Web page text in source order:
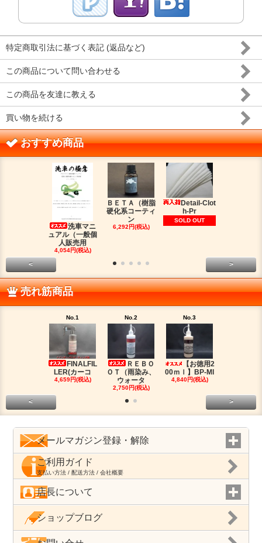
特定商取引法に基づく表記 (返品など)
この商品について問い合わせる
この商品を友達に教える
買い物を続ける
おすすめ商品
洗車マニ
ュアル（一般個
人販売用
4,054円(税込)
ＢＥＴＡ（樹脂
硬化系コーティ
ン
6,292円(税込)
Detail-Clot
h-Pr
SOLD OUT
< >
売れ筋商品
No.1
FINALFIL
LER(カーコ
4,659円(税込)
No.2
ＲＥＢＯ
ＯＴ（雨染み、
ウォータ
2,750円(税込)
No.3
【お徳用2
00ｍｌ】BP-MI
4,840円(税込)
< >
メールマガジン登録・解除
ご利用ガイド
支払い方法 / 配送方法 / 会社概要
店長について
ショップブログ